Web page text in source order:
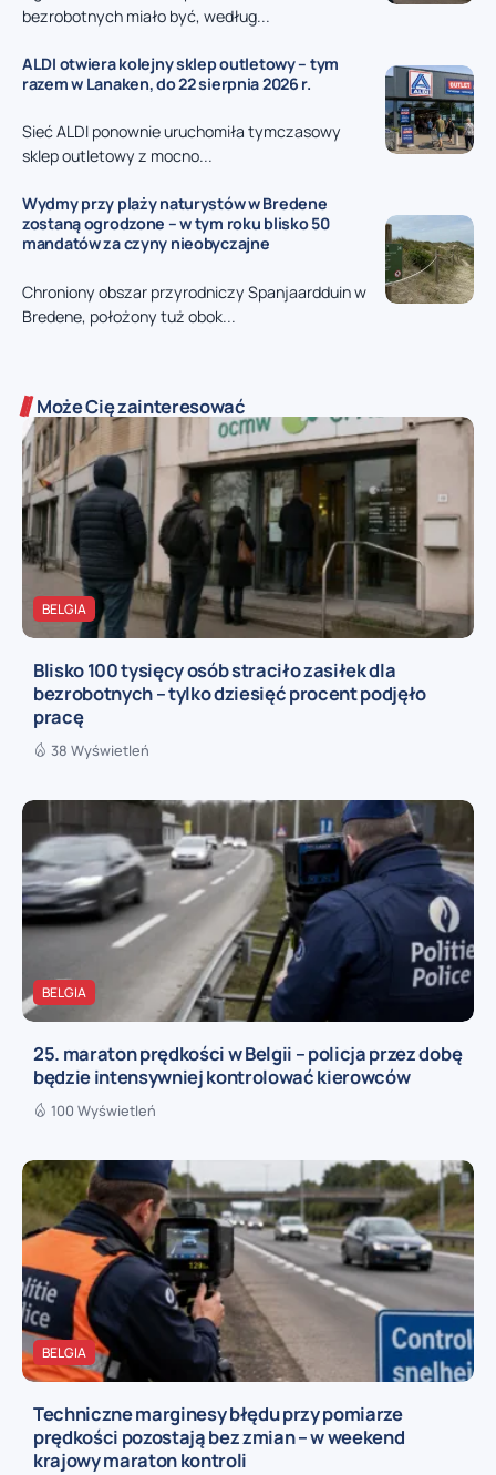
bezrobotnych miało być, według...
ALDI otwiera kolejny sklep outletowy – tym
razem w Lanaken, do 22 sierpnia 2026 r.
Sieć ALDI ponownie uruchomiła tymczasowy
sklep outletowy z mocno...
Wydmy przy plaży naturystów w Bredene
zostaną ogrodzone – w tym roku blisko 50
mandatów za czyny nieobyczajne
Chroniony obszar przyrodniczy Spanjaardduin w
Bredene, położony tuż obok...
Może Cię zainteresować
BELGIA
Blisko 100 tysięcy osób straciło zasiłek dla
bezrobotnych – tylko dziesięć procent podjęło
pracę
38 Wyświetleń
BELGIA
25. maraton prędkości w Belgii – policja przez dobę
będzie intensywniej kontrolować kierowców
100 Wyświetleń
BELGIA
Techniczne marginesy błędu przy pomiarze
prędkości pozostają bez zmian – w weekend
krajowy maraton kontroli